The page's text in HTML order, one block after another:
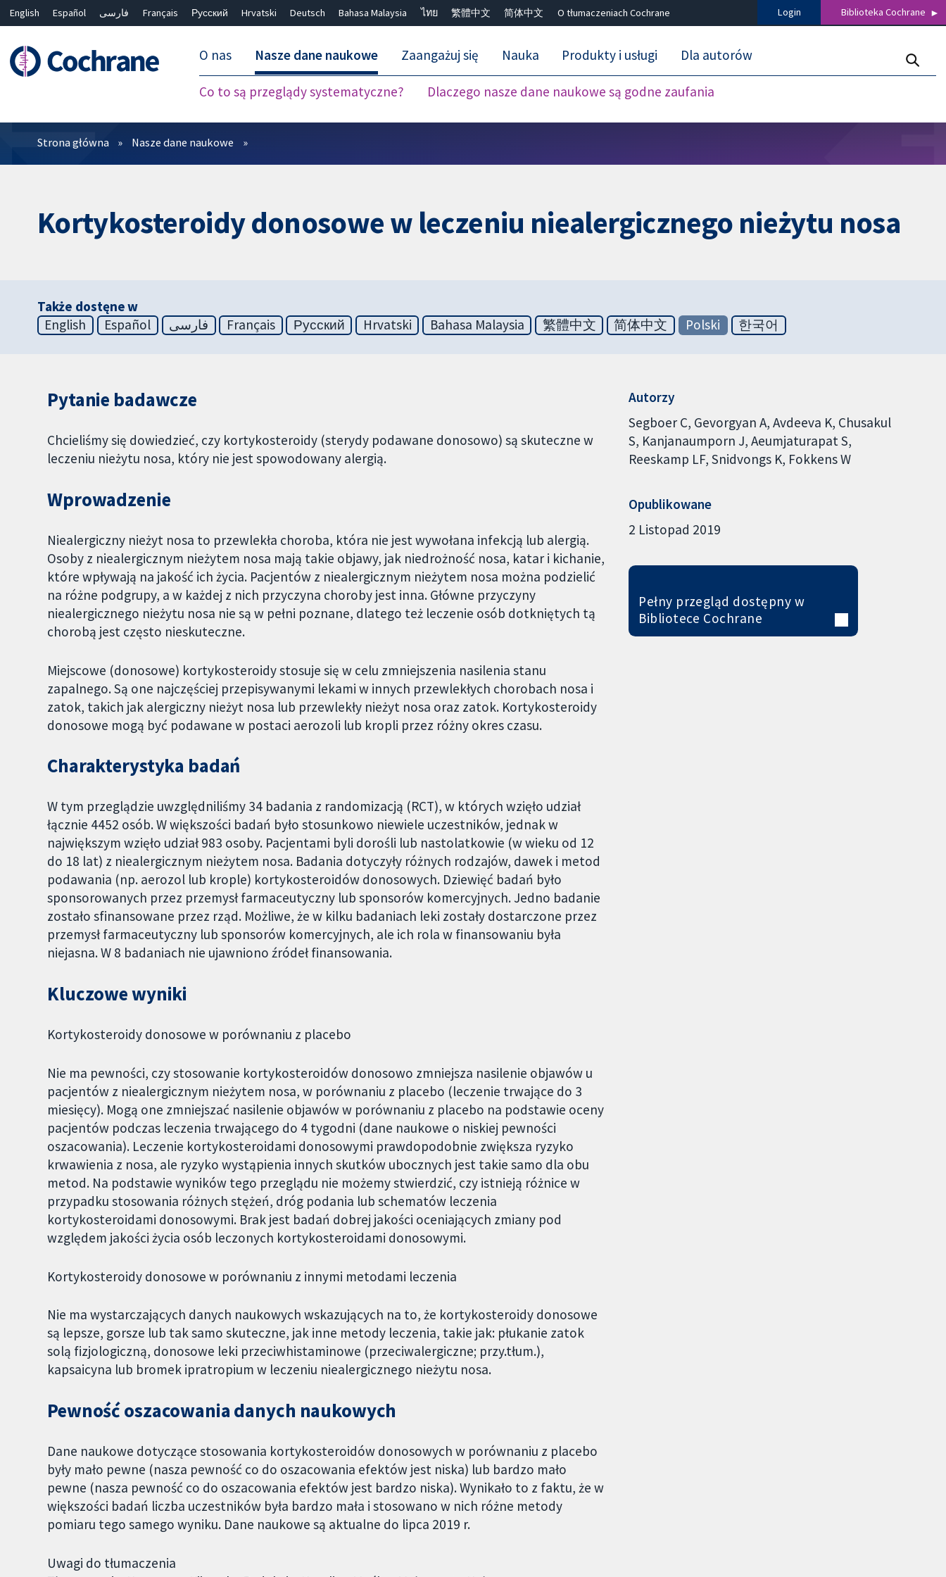
English Español فارسی Français Русский Hrvatski Deutsch Bahasa Malaysia ไทย 繁體中文 简体中文 O tłumaczeniach Cochrane Login Biblioteka Cochrane
O nas Nasze dane naukowe
Co to są przeglądy systematyczne? Dlaczego nasze dane naukowe są godne zaufania
Zaangażuj się Nauka Produkty i usługi Dla autorów
Filtry
Strona główna Nasze dane naukowe
Kortykosteroidy donosowe w leczeniu niealergicznego nieżytu nosa
Także dostęne w
English
Español فارسی Français Русский Hrvatski Bahasa Malaysia 繁體中文 简体中文 Polski 한국어
Pytanie badawcze
Chcieliśmy się dowiedzieć, czy kortykosteroidy (sterydy podawane donosowo) są skuteczne w
leczeniu nieżytu nosa, który nie jest spowodowany alergią.
Wprowadzenie
Niealergiczny nieżyt nosa to przewlekła choroba, która nie jest wywołana infekcją lub alergią.
Osoby z niealergicznym nieżytem nosa mają takie objawy, jak niedrożność nosa, katar i kichanie,
które wpływają na jakość ich życia. Pacjentów z niealergicznym nieżytem nosa można podzielić
na różne podgrupy, a w każdej z nich przyczyna choroby jest inna. Główne przyczyny
niealergicznego nieżytu nosa nie są w pełni poznane, dlatego też leczenie osób dotkniętych tą
chorobą jest często nieskuteczne.
Miejscowe (donosowe) kortykosteroidy stosuje się w celu zmniejszenia nasilenia stanu
zapalnego. Są one najczęściej przepisywanymi lekami w innych przewlekłych chorobach nosa i
zatok, takich jak alergiczny nieżyt nosa lub przewlekły nieżyt nosa oraz zatok. Kortykosteroidy
donosowe mogą być podawane w postaci aerozoli lub kropli przez różny okres czasu.
Charakterystyka badań
W tym przeglądzie uwzględniliśmy 34 badania z randomizacją (RCT), w których wzięło udział
łącznie 4452 osób. W większości badań było stosunkowo niewiele uczestników, jednak w
największym wzięło udział 983 osoby. Pacjentami byli dorośli lub nastolatkowie (w wieku od 12
do 18 lat) z niealergicznym nieżytem nosa. Badania dotyczyły różnych rodzajów, dawek i metod
podawania (np. aerozol lub krople) kortykosteroidów donosowych. Dziewięć badań było
sponsorowanych przez przemysł farmaceutyczny lub sponsorów komercyjnych. Jedno badanie
zostało sfinansowane przez rząd. Możliwe, że w kilku badaniach leki zostały dostarczone przez
przemysł farmaceutyczny lub sponsorów komercyjnych, ale ich rola w finansowaniu była
niejasna. W 8 badaniach nie ujawniono źródeł finansowania.
Kluczowe wyniki
Kortykosteroidy donosowe w porównaniu z placebo
Nie ma pewności, czy stosowanie kortykosteroidów donosowo zmniejsza nasilenie objawów u
pacjentów z niealergicznym nieżytem nosa, w porównaniu z placebo (leczenie trwające do 3
miesięcy). Mogą one zmniejszać nasilenie objawów w porównaniu z placebo na podstawie oceny
pacjentów podczas leczenia trwającego do 4 tygodni (dane naukowe o niskiej pewności
oszacowania). Leczenie kortykosteroidami donosowymi prawdopodobnie zwiększa ryzyko
krwawienia z nosa, ale ryzyko wystąpienia innych skutków ubocznych jest takie samo dla obu
metod. Na podstawie wyników tego przeglądu nie możemy stwierdzić, czy istnieją różnice w
przypadku stosowania różnych stężeń, dróg podania lub schematów leczenia
kortykosteroidami donosowymi. Brak jest badań dobrej jakości oceniających zmiany pod
względem jakości życia osób leczonych kortykosteroidami donosowymi.
Kortykosteroidy donosowe w porównaniu z innymi metodami leczenia
Nie ma wystarczających danych naukowych wskazujących na to, że kortykosteroidy donosowe
są lepsze, gorsze lub tak samo skuteczne, jak inne metody leczenia, takie jak: płukanie zatok
solą fizjologiczną, donosowe leki przeciwhistaminowe (przeciwalergiczne; przy.tłum.),
kapsaicyna lub bromek ipratropium w leczeniu niealergicznego nieżytu nosa.
Pewność oszacowania danych naukowych
Dane naukowe dotyczące stosowania kortykosteroidów donosowych w porównaniu z placebo
były mało pewne (nasza pewność co do oszacowania efektów jest niska) lub bardzo mało
pewne (nasza pewność co do oszacowania efektów jest bardzo niska). Wynikało to z faktu, że w
większości badań liczba uczestników była bardzo mała i stosowano w nich różne metody
pomiaru tego samego wyniku. Dane naukowe są aktualne do lipca 2019 r.
Uwagi do tłumaczenia
Autorzy
Segboer C Gevorgyan A Avdeeva K Chusakul
S Kanjanaumporn J Aeumjaturapat S
Reeskamp LF Snidvongs K Fokkens W
Opublikowane
2 Listopad 2019
Pełny przegląd dostępny w
Bibliotece Cochrane